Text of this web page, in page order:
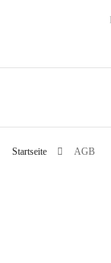
Startseite AGB